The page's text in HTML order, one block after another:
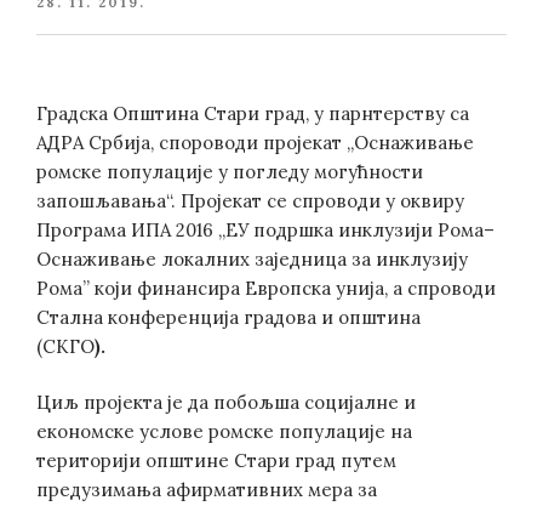
Градска Општина Стари град, у парнтерству са
АДРА Србија, спороводи пројекат „Оснаживање
ромске популације у погледу могућности
запошљавања“. Пројекат се спроводи у оквиру
Програма ИПА 2016 „ЕУ подршка инклузији Рома–
Оснаживање локалних заједница за инклузију
Рома” који финансира Европска унија, а спроводи
Стална конференција градова и општина
(СКГО).
Циљ пројекта је да побољша социјалне и
економске услове ромске популације на
територији општине Стари град путем
предузимања афирмативних мера за